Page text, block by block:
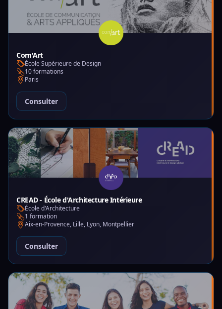
Com'Art
École Supérieure de Design
10 formations
Paris
Consulter
CREAD - École d'Architecture Intérieure
École d'Architecture
1 formation
Aix-en-Provence, Lille, Lyon, Montpellier
Consulter